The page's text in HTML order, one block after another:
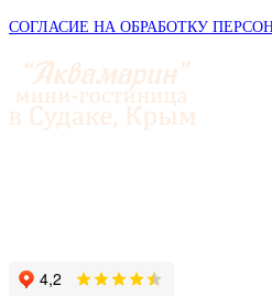
СОГЛАСИЕ НА ОБРАБОТКУ